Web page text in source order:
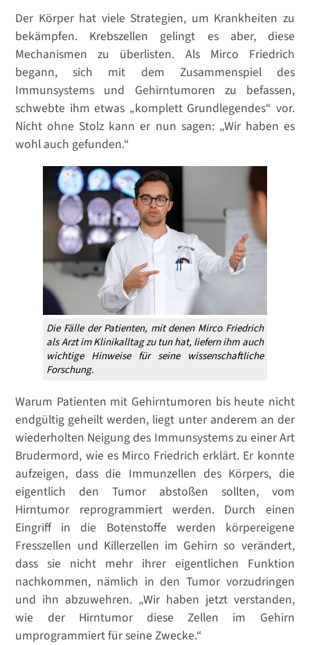
Der Körper hat viele Strategien, um Krankheiten zu
bekämpfen. Krebszellen gelingt es aber, diese
Mechanismen zu überlisten. Als Mirco Friedrich
begann, sich mit dem Zusammenspiel des
Immunsystems und Gehirntumoren zu befassen,
schwebte ihm etwas „komplett Grundlegendes“ vor.
Nicht ohne Stolz kann er nun sagen: „Wir haben es
wohl auch gefunden.“
Die Fälle der Patienten, mit denen Mirco Friedrich
als Arzt im Klinikalltag zu tun hat, liefern ihm auch
wichtige Hinweise für seine wissenschaftliche
Forschung.
Warum Patienten mit Gehirntumoren bis heute nicht
endgültig geheilt werden, liegt unter anderem an der
wiederholten Neigung des Immunsystems zu einer Art
Brudermord, wie es Mirco Friedrich erklärt. Er konnte
aufzeigen, dass die Immunzellen des Körpers, die
eigentlich den Tumor abstoßen sollten, vom
Hirntumor reprogrammiert werden. Durch einen
Eingriff in die Botenstoffe werden körpereigene
Fresszellen und Killerzellen im Gehirn so verändert,
dass sie nicht mehr ihrer eigentlichen Funktion
nachkommen, nämlich in den Tumor vorzudringen
und ihn abzuwehren. „Wir haben jetzt verstanden,
wie der Hirntumor diese Zellen im Gehirn
umprogrammiert für seine Zwecke.“